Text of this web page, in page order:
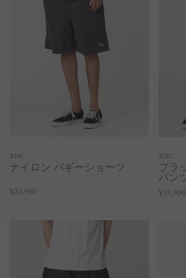
RHC
ナイロン バギーショーツ
¥20,900
RHC
ブラ
パン
¥53,900